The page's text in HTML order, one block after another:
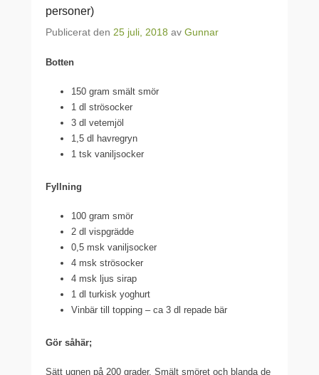
personer)
Publicerat den 25 juli, 2018 av Gunnar
Botten
150 gram smält smör
1 dl strösocker
3 dl vetemjöl
1,5 dl havregryn
1 tsk vaniljsocker
Fyllning
100 gram smör
2 dl vispgrädde
0,5 msk vaniljsocker
4 msk strösocker
4 msk ljus sirap
1 dl turkisk yoghurt
Vinbär till topping – ca 3 dl repade bär
Gör såhär;
Sätt ugnen på 200 grader. Smält smöret och blanda de